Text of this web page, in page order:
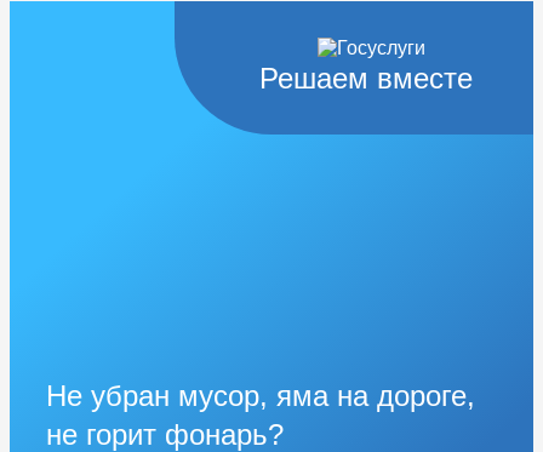
Решаем вместе
Не убран мусор, яма на дороге,
не горит фонарь?